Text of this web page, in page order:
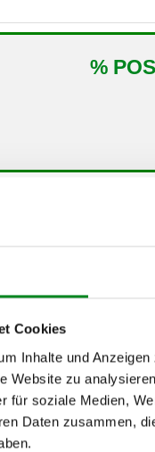
Cookies
Inhalte und
Website zu
für soziale Medien,
Daten zusammen,
%
unseren Support
zu 2 (2.1) und zu 3